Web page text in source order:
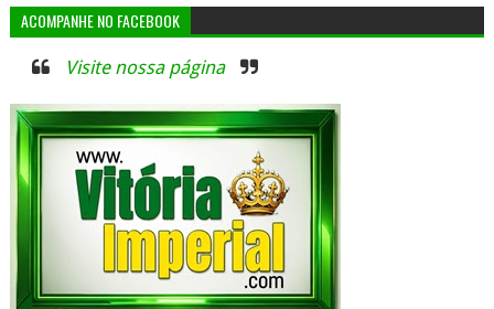
ACOMPANHE NO FACEBOOK
Visite nossa página